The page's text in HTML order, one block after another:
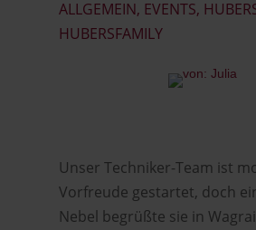
ALLGEMEIN, EVENTS,
HUBERSFAMILY
Unser Techniker-Team ist
Vorfreude gestartet, doch
Nebel begrüßte sie in